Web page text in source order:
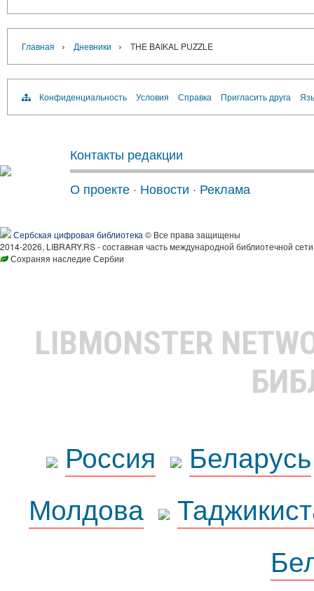
Главная › Дневники › THE BAIKAL PUZZLE
Конфиденциальность Условия Справка Пригласить друга
Контакты редакции
О проекте · Новости · Реклама
Сербская цифровая библиотека © Все права защищены
2014-2026, LIBRARY.RS - составная часть международной библиотечной
Сохраняя наследие Сербии
LIBMONSTER
Россия
Беларусь
Молдова